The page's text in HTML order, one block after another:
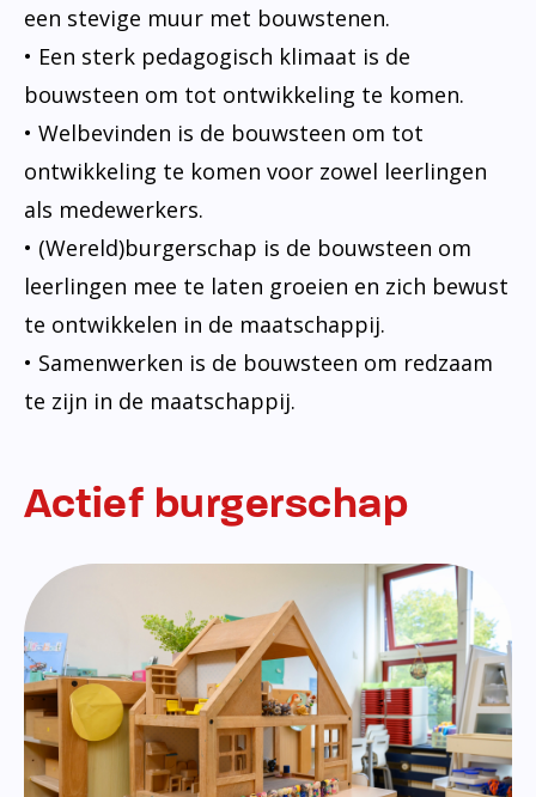
een stevige muur met bouwstenen.
• Een sterk pedagogisch klimaat is de
bouwsteen om tot ontwikkeling te komen.
• Welbevinden is de bouwsteen om tot
ontwikkeling te komen voor zowel leerlingen
als medewerkers.
• (Wereld)burgerschap is de bouwsteen om
leerlingen mee te laten groeien en zich bewust
te ontwikkelen in de maatschappij.
• Samenwerken is de bouwsteen om redzaam
te zijn in de maatschappij.
Actief burgerschap